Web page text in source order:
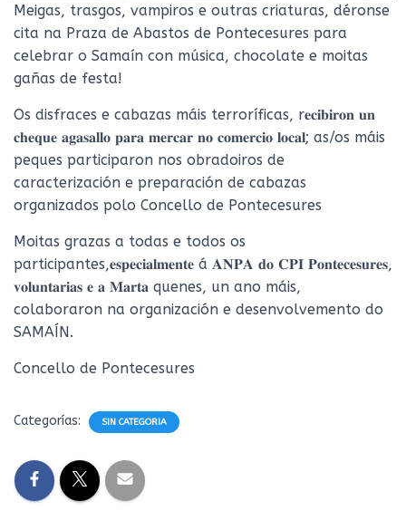
Meigas, trasgos, vampiros e outras criaturas, déronse
cita na Praza de Abastos de Pontecesures para
celebrar o Samaín con música, chocolate e moitas
gañas de festa!
Os disfraces e cabazas máis terroríficas, r𝐞𝐜𝐢𝐛𝐢𝐫𝐨𝐧 𝐮𝐧
𝐜𝐡𝐞𝐪𝐮𝐞 𝐚𝐠𝐚𝐬𝐚𝐥𝐥𝐨 𝐩𝐚𝐫𝐚 𝐦𝐞𝐫𝐜𝐚𝐫 𝐧𝐨 𝐜𝐨𝐦𝐞𝐫𝐜𝐢𝐨 𝐥𝐨𝐜𝐚𝐥; as/os máis
peques participaron nos obradoiros de
caracterización e preparación de cabazas
organizados polo Concello de Pontecesures
Moitas grazas a todas e todos os
participantes,𝐞𝐬𝐩𝐞𝐜𝐢𝐚𝐥𝐦𝐞𝐧𝐭𝐞 á 𝐀𝐍𝐏𝐀 𝐝𝐨 𝐂𝐏𝐈 𝐏𝐨𝐧𝐭𝐞𝐜𝐞𝐬𝐮𝐫𝐞𝐬,
𝐯𝐨𝐥𝐮𝐧𝐭𝐚𝐫𝐢𝐚𝐬 𝐞 𝐚 𝐌𝐚𝐫𝐭𝐚 quenes, un ano máis,
colaboraron na organización e desenvolvemento do
SAMAÍN.
Concello de Pontecesures
Categorías: SIN CATEGORIA